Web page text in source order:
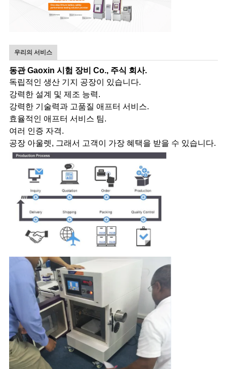
우리의 서비스
동관 Gaoxin 시험 장비 Co., 주식 회사.
독립적인 생산 기지 공장이 있습니다.
강력한 설계 및 제조 능력.
강력한 기술력과 고품질 애프터 서비스.
효율적인 애프터 서비스 팀.
여러 인증 자격.
공장 아울렛, 그래서 고객이 가장 혜택을 받을 수 있습니다.